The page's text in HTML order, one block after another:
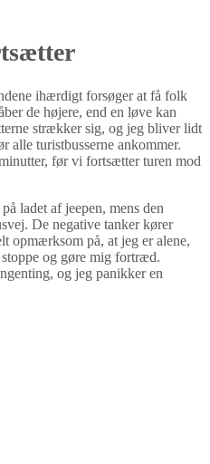
ihærdigt forsøger at få folk
de højere, end en løve kan
strækker sig, og jeg bliver lidt
alle turistbusserne ankommer.
før vi fortsætter turen mod
ladet af jeepen, mens den
De negative tanker kører
opmærksom på, at jeg er alene,
og gøre mig fortræd.
og jeg panikker en